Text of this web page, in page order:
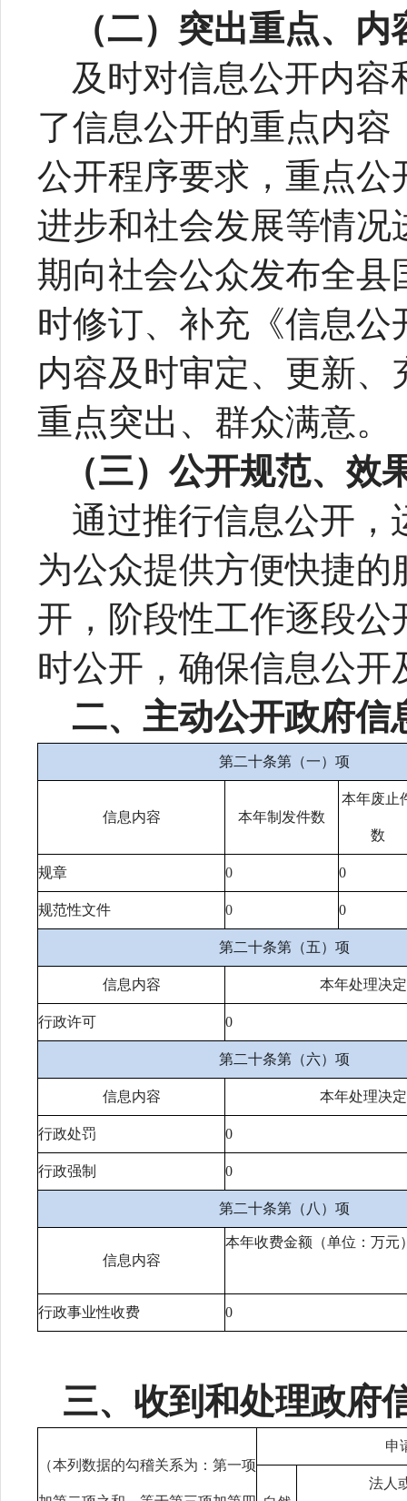
（二）突出重点、内
及时对信息公开内
了信息公开的重点内
公开程序要求，重点
进步和社会发展等情
期向社会公众发布全
时修订、补充《信息
内容及时审定、更新
重点突出、群众满意。
（三）公开规范、效
通过推行信息公开，
为公众提供方便快捷
开，阶段性工作逐段
时公开，确保信息公开
二、主动公开政府信
第二十条第（一）项
信息内容 本年制发件数
本年废止
数
规章 0 0
规范性文件 0 0
第二十条第（五）项
信息内容 本年处理决
行政许可 0
第二十条第（六）项
信息内容 本年处理决
行政处罚 0
行政强制 0
第二十条第（八）项
信息内容
本年收费金额（单位：万元
行政事业性收费 0
三、收到和处理政府
（本列数据的勾稽关系为：第一项
申
法人